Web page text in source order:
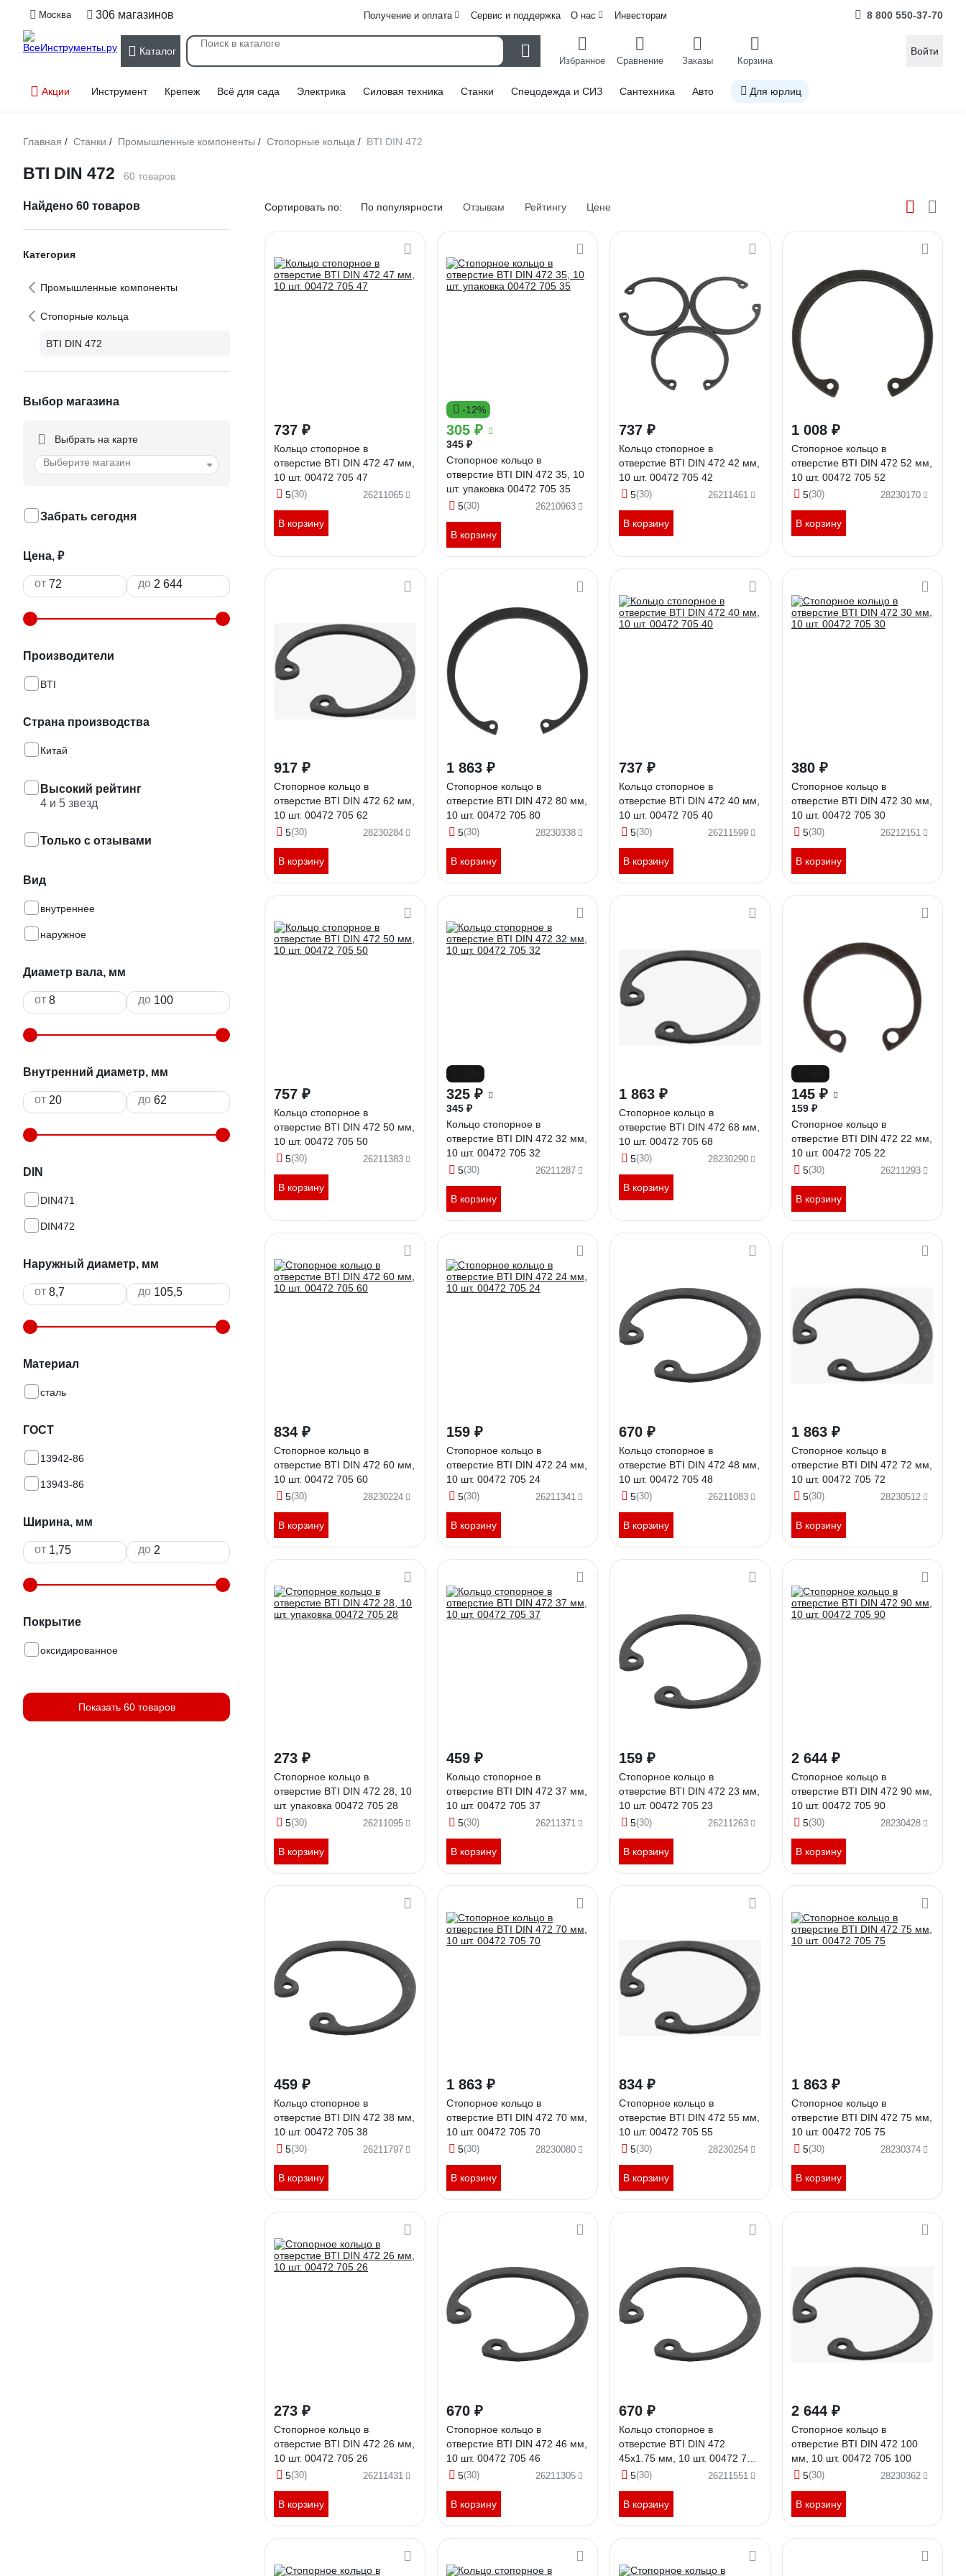
Москва 306 магазинов Получение и оплата Сервис и поддержка О нас Инвесторам 8 800 550-37-70
Каталог
Избранное Сравнение Заказы Корзина
Войти
Акции Инструмент Крепеж Всё для сада Электрика Силовая техника Станки Спецодежда и СИЗ Сантехника Авто Для юрлиц
Главная / Станки / Промышленные компоненты / Стопорные кольца / BTI DIN 472
BTI DIN 472 60 товаров
Найдено 60 товаров
Категория
Промышленные компоненты
Стопорные кольца
BTI DIN 472
Выбор магазина
Выбрать на карте
Выберите магазин
Забрать сегодня
Цена, ₽
от до
Производители
BTI
Страна производства
Китай
Высокий рейтинг
4 и 5 звезд
Только с отзывами
Вид
внутреннее
наружное
Диаметр вала, мм
от до
Внутренний диаметр, мм
от до
DIN
DIN471
DIN472
Наружный диаметр, мм
от до
Материал
сталь
ГОСТ
13942-86
13943-86
Ширина, мм
от до
Покрытие
оксидированное
Показать 60 товаров
Сортировать по: По популярности Отзывам Рейтингу Цене
737 ₽
Кольцо стопорное в
отверстие BTI DIN 472 47 мм,
10 шт. 00472 705 47
5(30) 26211065
В корзину
-12%
305 ₽
345 ₽
Стопорное кольцо в
отверстие BTI DIN 472 35, 10
шт. упаковка 00472 705 35
5(30) 26210963
В корзину
737 ₽
Кольцо стопорное в
отверстие BTI DIN 472 42 мм,
10 шт. 00472 705 42
5(30) 26211461
В корзину
1 008 ₽
Стопорное кольцо в
отверстие BTI DIN 472 52 мм,
10 шт. 00472 705 52
5(30) 28230170
В корзину
917 ₽
Стопорное кольцо в
отверстие BTI DIN 472 62 мм,
10 шт. 00472 705 62
5(30) 28230284
В корзину
1 863 ₽
Стопорное кольцо в
отверстие BTI DIN 472 80 мм,
10 шт. 00472 705 80
5(30) 28230338
В корзину
737 ₽
Кольцо стопорное в
отверстие BTI DIN 472 40 мм,
10 шт. 00472 705 40
5(30) 26211599
В корзину
380 ₽
Стопорное кольцо в
отверстие BTI DIN 472 30 мм,
10 шт. 00472 705 30
5(30) 26212151
В корзину
757 ₽
Кольцо стопорное в
отверстие BTI DIN 472 50 мм,
10 шт. 00472 705 50
5(30) 26211383
В корзину
325 ₽
345 ₽
Кольцо стопорное в
отверстие BTI DIN 472 32 мм,
10 шт. 00472 705 32
5(30) 26211287
В корзину
1 863 ₽
Стопорное кольцо в
отверстие BTI DIN 472 68 мм,
10 шт. 00472 705 68
5(30) 28230290
В корзину
145 ₽
159 ₽
Стопорное кольцо в
отверстие BTI DIN 472 22 мм,
10 шт. 00472 705 22
5(30) 26211293
В корзину
834 ₽
Стопорное кольцо в
отверстие BTI DIN 472 60 мм,
10 шт. 00472 705 60
5(30) 28230224
В корзину
159 ₽
Стопорное кольцо в
отверстие BTI DIN 472 24 мм,
10 шт. 00472 705 24
5(30) 26211341
В корзину
670 ₽
Кольцо стопорное в
отверстие BTI DIN 472 48 мм,
10 шт. 00472 705 48
5(30) 26211083
В корзину
1 863 ₽
Стопорное кольцо в
отверстие BTI DIN 472 72 мм,
10 шт. 00472 705 72
5(30) 28230512
В корзину
273 ₽
Стопорное кольцо в
отверстие BTI DIN 472 28, 10
шт. упаковка 00472 705 28
5(30) 26211095
В корзину
459 ₽
Кольцо стопорное в
отверстие BTI DIN 472 37 мм,
10 шт. 00472 705 37
5(30) 26211371
В корзину
159 ₽
Стопорное кольцо в
отверстие BTI DIN 472 23 мм,
10 шт. 00472 705 23
5(30) 26211263
В корзину
2 644 ₽
Стопорное кольцо в
отверстие BTI DIN 472 90 мм,
10 шт. 00472 705 90
5(30) 28230428
В корзину
459 ₽
Кольцо стопорное в
отверстие BTI DIN 472 38 мм,
10 шт. 00472 705 38
5(30) 26211797
В корзину
1 863 ₽
Стопорное кольцо в
отверстие BTI DIN 472 70 мм,
10 шт. 00472 705 70
5(30) 28230080
В корзину
834 ₽
Стопорное кольцо в
отверстие BTI DIN 472 55 мм,
10 шт. 00472 705 55
5(30) 28230254
В корзину
1 863 ₽
Стопорное кольцо в
отверстие BTI DIN 472 75 мм,
10 шт. 00472 705 75
5(30) 28230374
В корзину
273 ₽
Стопорное кольцо в
отверстие BTI DIN 472 26 мм,
10 шт. 00472 705 26
5(30) 26211431
В корзину
670 ₽
Стопорное кольцо в
отверстие BTI DIN 472 46 мм,
10 шт. 00472 705 46
5(30) 26211305
В корзину
670 ₽
Кольцо стопорное в
отверстие BTI DIN 472
45х1.75 мм, 10 шт. 00472 705
45 5(30) 26211551
В корзину
2 644 ₽
Стопорное кольцо в
отверстие BTI DIN 472 100
мм, 10 шт. 00472 705 100
5(30) 28230362
В корзину